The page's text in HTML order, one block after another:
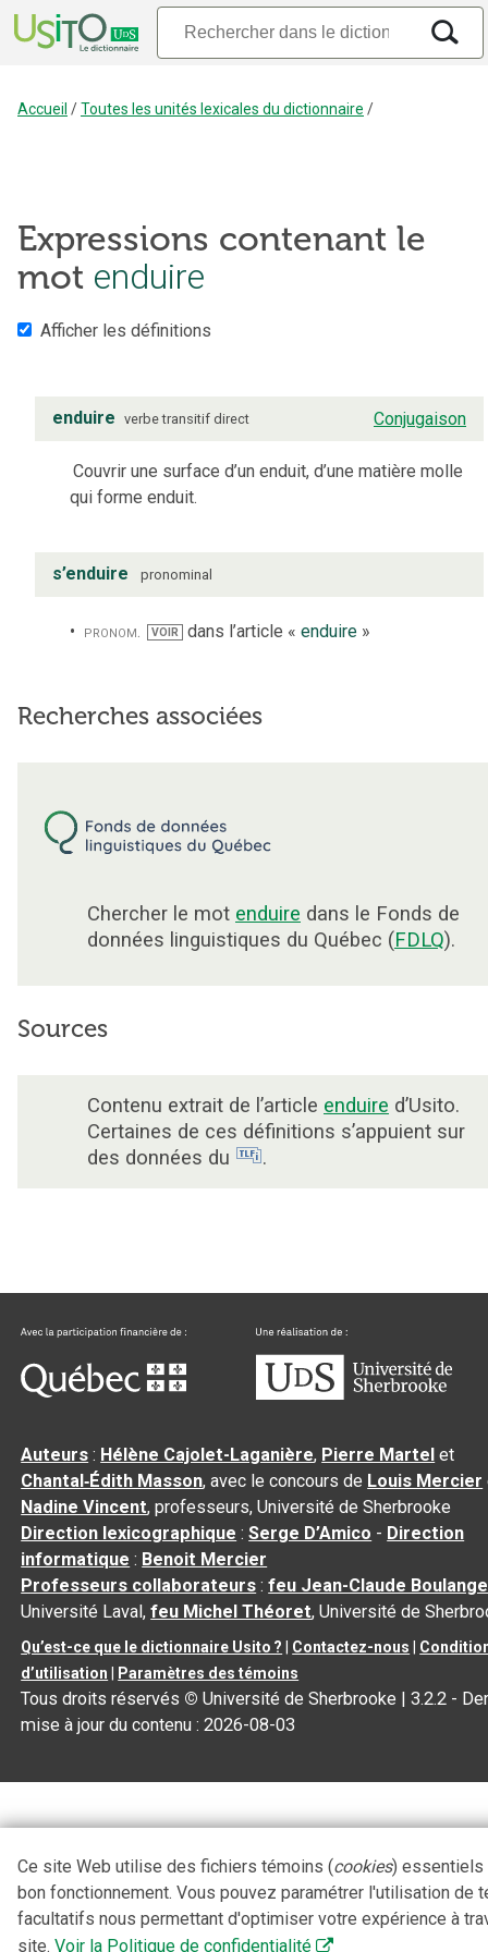
Accueil /Toutes les unités lexicales du dictionnaire /
Expressions contenant le
mot enduire
Afficher les définitions
enduire verbe transitif direct Conjugaison
Couvrir une surface d’un enduit, d’une matière molle
qui forme enduit.
s’enduire pronominal
pronom. VOIR dans l’article « enduire»
Recherches associées
Chercher le mot enduire dans le Fonds de
données linguistiques du Québec (FDLQ).
Sources
Contenu extrait de l’article enduire d’Usito.
Certaines de ces définitions s’appuient sur
des données du
.
Auteurs : Hélène Cajolet-Laganière, Pierre Martel et
Chantal‑Édith Masson, avec le concours de Louis Mercier
Nadine Vincent, professeurs, Université de Sherbrooke
Direction lexicographique :Serge D’Amico - Direction
informatique : Benoit Mercier
Professeurs collaborateurs :feu Jean-Claude
Université Laval,feu Michel Théoret, Université de
Qu’est-ce que le dictionnaire Usito ? Contactez-nous
d’utilisation
Paramètres des témoins
Tous droits réservés © Université de Sherbrooke |3.2.2 -
mise à jour du contenu :2026-08-03
Ce site Web utilise des fichiers témoins (cookies) essentiels
bon fonctionnement. Vous pouvez paramétrer l'utilisation de
facultatifs nous permettant d'optimiser votre expérience à
site. Voir la Politique de confidentialité